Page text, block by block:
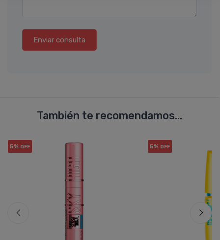
Enviar consulta
También te recomendamos...
5% OFF 5% OFF